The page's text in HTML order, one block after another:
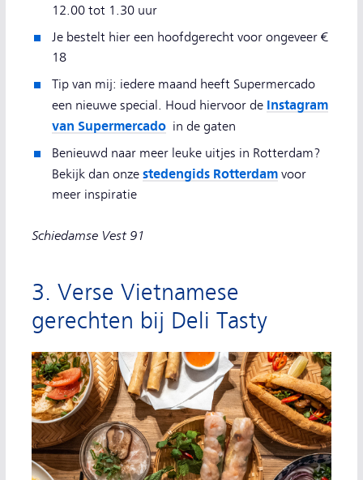
12.00 tot 1.30 uur
Je bestelt hier een hoofdgerecht voor ongeveer €
18
Tip van mij: iedere maand heeft Supermercado
een nieuwe special. Houd hiervoor de Instagram
van Supermercado in de gaten
Benieuwd naar meer leuke uitjes in Rotterdam?
Bekijk dan onze stedengids Rotterdam voor
meer inspiratie
Schiedamse Vest 91
3. Verse Vietnamese
gerechten bij Deli Tasty